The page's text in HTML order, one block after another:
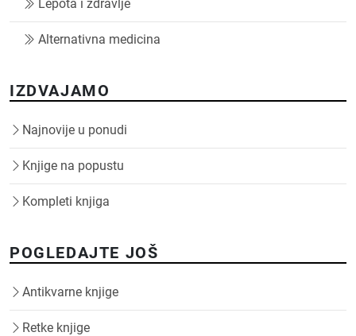
Lepota i zdravlje
Alternativna medicina
IZDVAJAMO
Najnovije u ponudi
Knjige na popustu
Kompleti knjiga
POGLEDAJTE JOŠ
Antikvarne knjige
Retke knjige